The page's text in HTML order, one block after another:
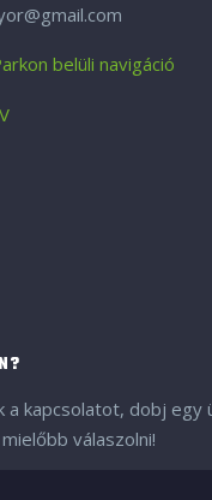
belüli navigáció
a kapcsolatot, dobj egy
válaszolni!